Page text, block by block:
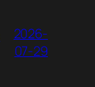
2026-
07-29